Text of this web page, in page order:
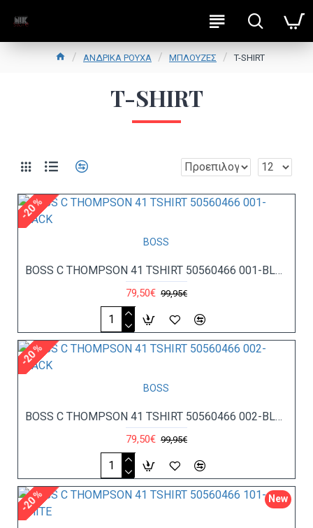
ΑΝΔΡΙΚΑ ΡΟΥΧΑ ΜΠΛΟΥΖΕΣ T-SHIRT
T-SHIRT
-20 %
BOSS
BOSS C THOMPSON 41 TSHIRT 50560466 001-BLACK
79,50€ 99,95€
-20 %
BOSS
BOSS C THOMPSON 41 TSHIRT 50560466 002-BLACK
79,50€ 99,95€
New
-20 %